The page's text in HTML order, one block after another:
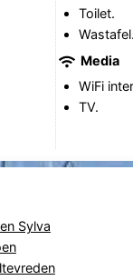
Toilet.
Wastafel.
Media
WiFi
TV.
Sylva